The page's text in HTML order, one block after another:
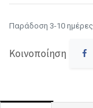
Παράδοση 3-10 ημέρες
Κοινοποίηση